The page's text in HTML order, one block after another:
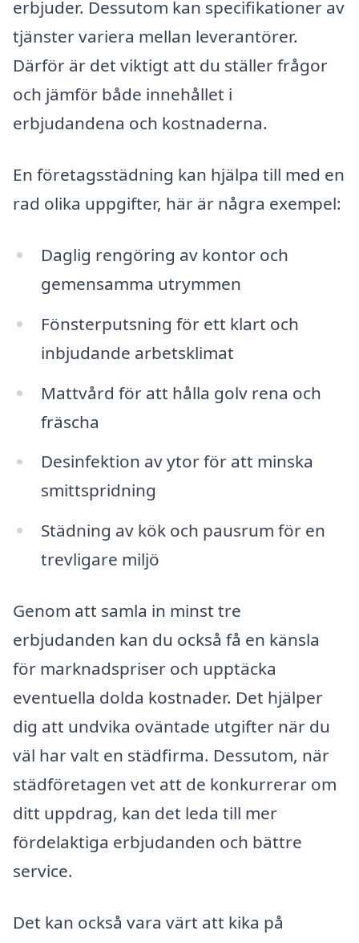
erbjuder. Dessutom kan specifikationer av
tjänster variera mellan leverantörer.
Därför är det viktigt att du ställer frågor
och jämför både innehållet i
erbjudandena och kostnaderna.
En företagsstädning kan hjälpa till med en
rad olika uppgifter, här är några exempel:
Daglig rengöring av kontor och
gemensamma utrymmen
Fönsterputsning för ett klart och
inbjudande arbetsklimat
Mattvård för att hålla golv rena och
fräscha
Desinfektion av ytor för att minska
smittspridning
Städning av kök och pausrum för en
trevligare miljö
Genom att samla in minst tre
erbjudanden kan du också få en känsla
för marknadspriser och upptäcka
eventuella dolda kostnader. Det hjälper
dig att undvika oväntade utgifter när du
väl har valt en städfirma. Dessutom, när
städföretagen vet att de konkurrerar om
ditt uppdrag, kan det leda till mer
fördelaktiga erbjudanden och bättre
service.
Det kan också vara värt att kika på